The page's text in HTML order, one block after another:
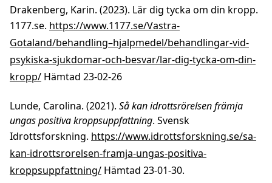
Drakenberg, Karin. (2023). Lär dig tycka om din kropp.
1177.se. https://www.1177.se/Vastra-
Gotaland/behandling–hjalpmedel/behandlingar-vid-
psykiska-sjukdomar-och-besvar/lar-dig-tycka-om-din-
kropp/ Hämtad 23-02-26
Lunde, Carolina. (2021). Så kan idrottsrörelsen främja
ungas positiva kroppsuppfattning. Svensk
Idrottsforskning. https://www.idrottsforskning.se/sa-
kan-idrottsrorelsen-framja-ungas-positiva-
kroppsuppfattning/ Hämtad 23-01-30.